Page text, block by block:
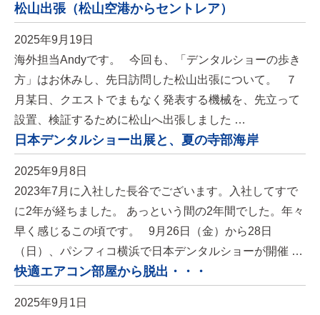
松山出張（松山空港からセントレア）
2025年9月19日
海外担当Andyです。 今回も、「デンタルショーの歩き
方」はお休みし、先日訪問した松山出張について。 ７
月某日、クエストでまもなく発表する機械を、先立って
設置、検証するために松山へ出張しました …
日本デンタルショー出展と、夏の寺部海岸
2025年9月8日
2023年7月に入社した長谷でございます。入社してすで
に2年が経ちました。 あっという間の2年間でした。年々
早く感じるこの頃です。 9月26日（金）から28日
（日）、パシフィコ横浜で日本デンタルショーが開催 …
快適エアコン部屋から脱出・・・
2025年9月1日